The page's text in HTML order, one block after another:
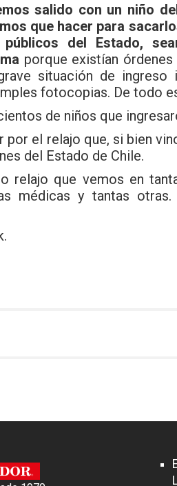
salido con un niño
que hacer para
del Estado,
porque existían
situación de ingreso
fotocopias. De todo
de niños que
por el relajo que, si bien
del Estado de Chile.
relajo que vemos en
médicas y tantas otras.